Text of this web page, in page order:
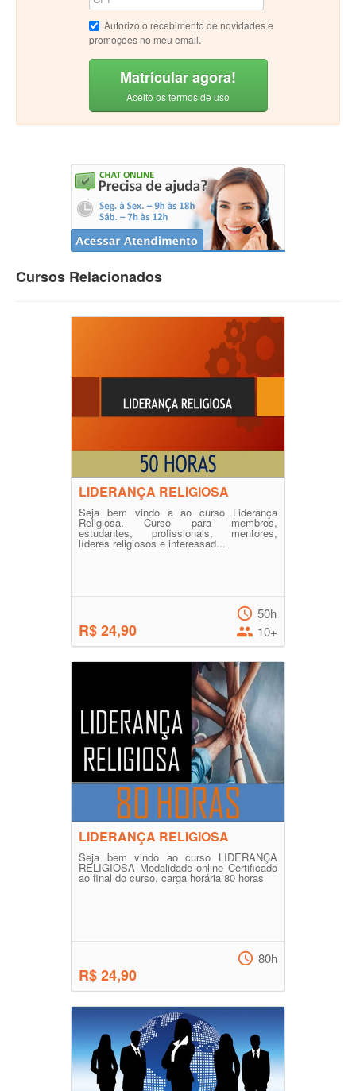
Autorizo o recebimento de novidades e
promoções no meu email.
Matricular agora!
Aceito os termos de uso
Cursos Relacionados
LIDERANÇA RELIGIOSA
Seja bem vindo a ao curso Liderança
Religiosa. Curso para membros,
estudantes, profissionais, mentores,
líderes religiosos e interessad...
R$ 24,90
50h
10+
LIDERANÇA RELIGIOSA
Seja bem vindo ao curso LIDERANÇA
RELIGIOSA Modalidade online Certificado
ao final do curso. carga horária 80 horas
R$ 24,90
80h